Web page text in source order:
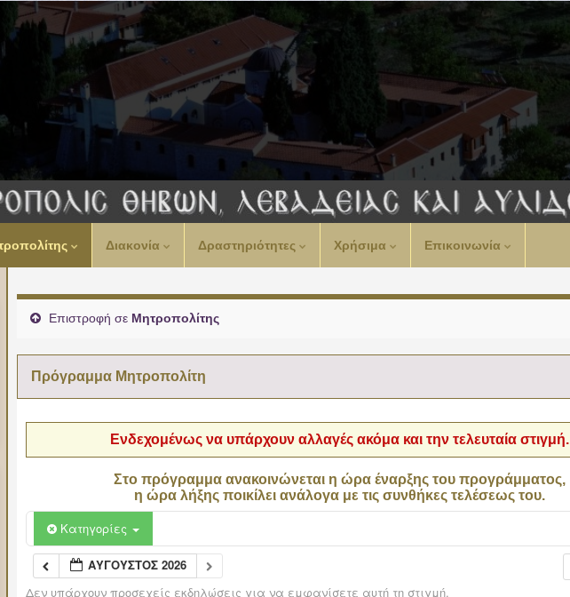
Διακονία Δραστηριότητες Χρήσιμα Επικοινωνία
Επιστροφή σε Μητροπολίτης
Πρόγραμμα Μητροπολίτη
Ενδεχομένως να υπάρχουν αλλαγές ακόμα και την τελευταία στιγμή.
Στο πρόγραμμα ανακοινώνεται η ώρα έναρξης του προγράμματος,
η ώρα λήξης ποικίλει ανάλογα με τις συνθήκες τελέσεως του.
Κατηγορίες
ΑΎΓΟΥΣΤΟΣ 2026
Δεν υπάρχουν προσεχείς εκδηλώσεις για να εμφανίσετε αυτή τη στιγμή.